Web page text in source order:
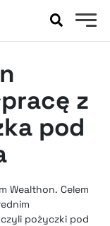
z
pod
Wealthon. Celem
pożyczki pod